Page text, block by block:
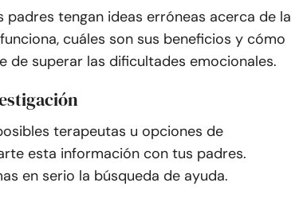
padres tengan ideas erróneas acerca de la
cuáles son sus beneficios y cómo
de superar las dificultades emocionales.
terapeutas u opciones de
esta información con tus padres.
en serio la búsqueda de ayuda.